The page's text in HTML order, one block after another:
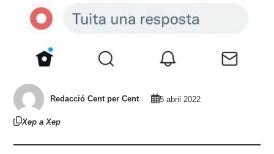
Redacció Cent per Cent 5 abril 2022
Xep a Xep